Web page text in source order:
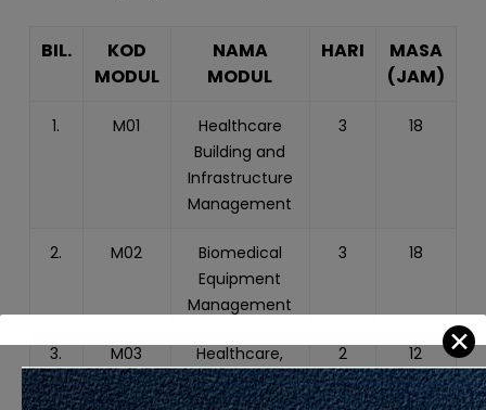
BIL.
KOD
MODUL
NAMA
MODUL
HARI
MASA
(JAM)
1. M01
Healthcare
Building and
Infrastructure
Management
3 18
2. M02
Biomedical
Equipment
Management
3 18
3. M03
Healthcare,
Environment,
Safety and
2 12 ✕